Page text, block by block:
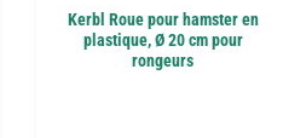
Kerbl Roue pour hamster en
plastique, Ø 20 cm pour
rongeurs